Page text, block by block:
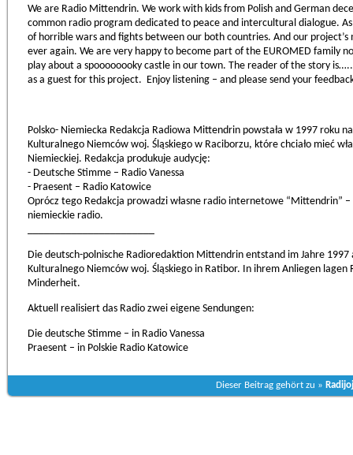
We are Radio Mittendrin. We work with kids from Polish and German
common radio program dedicated to peace and intercultural dialogue.
of horrible wars and fights between our both countries. And our
ever again. We are very happy to become part of the EUROMED family
play about a spoooooooky castle in our town. The reader of the story is…..
as a guest for this project. Enjoy listening – and please send your
Polsko- Niemiecka Redakcja Radiowa Mittendrin powstała w 1997 roku
Kulturalnego Niemców woj. Śląskiego w Raciborzu, które chciało mieć
Niemieckiej. Redakcja produkuje audycję:
- Deutsche Stimme – Radio Vanessa
- Praesent – Radio Katowice
Oprócz tego Redakcja prowadzi własne radio internetowe “Mittendrin”
niemieckie radio.
Die deutsch-polnische Radioredaktion Mittendrin entstand im Jahre 1997
Kulturalnego Niemców woj. Śląskiego in Ratibor. In ihrem Anliegen lagen
Minderheit.
Aktuell realisiert das Radio zwei eigene Sendungen:
Die deutsche Stimme – in Radio Vanessa
Praesent – in Polskie Radio Katowice
Dieser Beitrag gehört zu »